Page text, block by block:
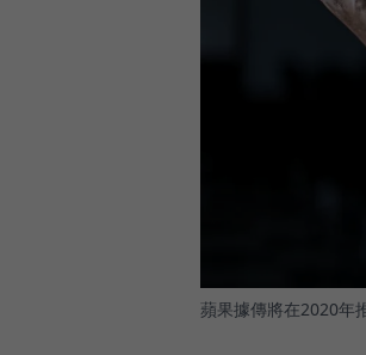
蘋果據傳將在2020年